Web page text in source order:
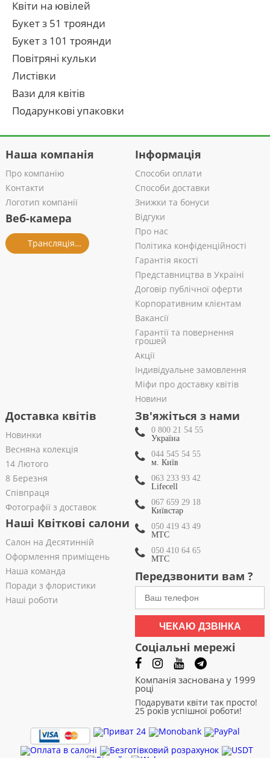
Квіти на ювілей
Букет з 51 троянди
Букет з 101 троянди
Повітряні кульки
Листівки
Вази для квітів
Подарункові упаковки
Наша компанія
Про компанію
Контакти
Логотип компанії
Веб-камера
Трансляція із салону
Інформація
Способи оплати
Способи доставки
Знижки та бонуси
Відгуки
Про нас
Політика конфіденційності
Гарантія якості
Представництва в Україні
Договір публічної оферти
Корпоративним клієнтам
Вакансії
Гарантії та повернення
грошей
Акції
Індивідуальне замовлення
Міфи про доставку квітів
Новини
Доставка квітів
Новинки
Весняна колекція
14 Лютого
8 Березня
Співпраця
Фотографії з доставок
Наші Квіткові салони
Салон на Десятинній
Оформлення приміщень
Наша команда
Поради з флористики
Наші роботи
Зв'яжіться з нами
0 800 21 54 55
Україна
044 545 54 55
м. Київ
063 233 93 42
Lifecell
067 659 29 18
Київстар
050 419 43 49
МТС
050 410 64 65
МТС
Передзвонити вам ?
ЧЕКАЮ ДЗВІНКА
Соціальні мережі
Компанія заснована у 1999
році
Подарувати квіти так просто!
25 років успішної роботи!